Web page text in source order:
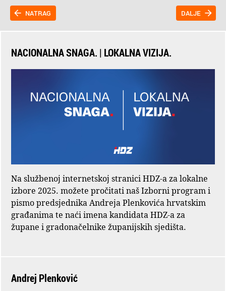
NATRAG DALJE
NACIONALNA SNAGA. | LOKALNA VIZIJA.
Na službenoj internetskoj stranici HDZ-a za lokalne
izbore 2025. možete pročitati naš Izborni program i
pismo predsjednika Andreja Plenkovića hrvatskim
građanima te naći imena kandidata HDZ-a za
župane i gradonačelnike županijskih sjedišta.
Andrej Plenković